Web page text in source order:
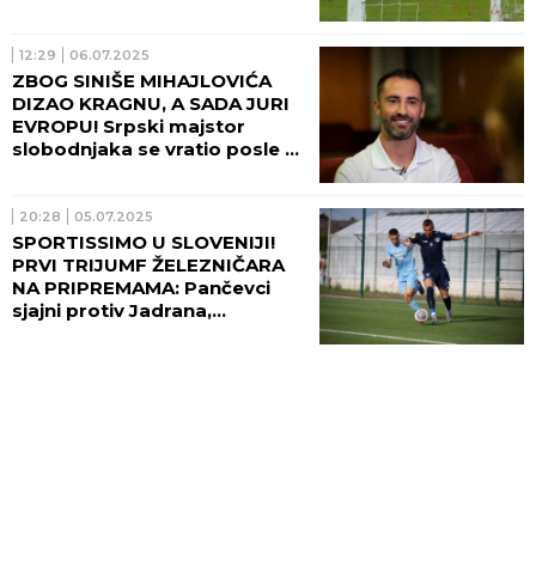
12:29 06.07.2025
ZBOG SINIŠE MIHAJLOVIĆA
DIZAO KRAGNU, A SADA JURI
EVROPU! Srpski majstor
slobodnjaka se vratio posle 15
20:28 05.07.2025
SPORTISSIMO U SLOVENIJI!
PRVI TRIJUMF ŽELEZNIČARA
NA PRIPREMAMA: Pančevci
sjajni protiv Jadrana,